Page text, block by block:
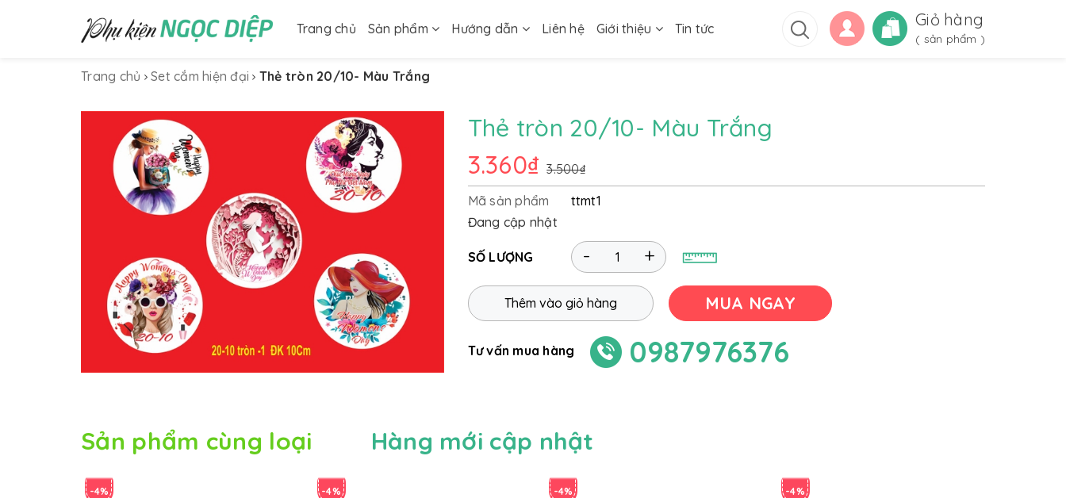
Trang chủ Sản phẩm Hướng dẫn Liên hệ Giới thiệu Tin tức Giỏ hàng
( sản phẩm )
Trang chủ Set cắm hiện đại Thẻ tròn 20/10- Màu Trắng
Thẻ tròn 20/10- Màu Trắng
3.360₫ 3.500₫
Mã sản phẩm
ttmt1
Đang cập nhật
SỐ LƯỢNG +
-
Thêm vào giỏ hàng MUA NGAY
Tư vấn mua hàng 0987976376
Sản phẩm cùng loại Hàng mới cập nhật
-4% -4% -4% -4%